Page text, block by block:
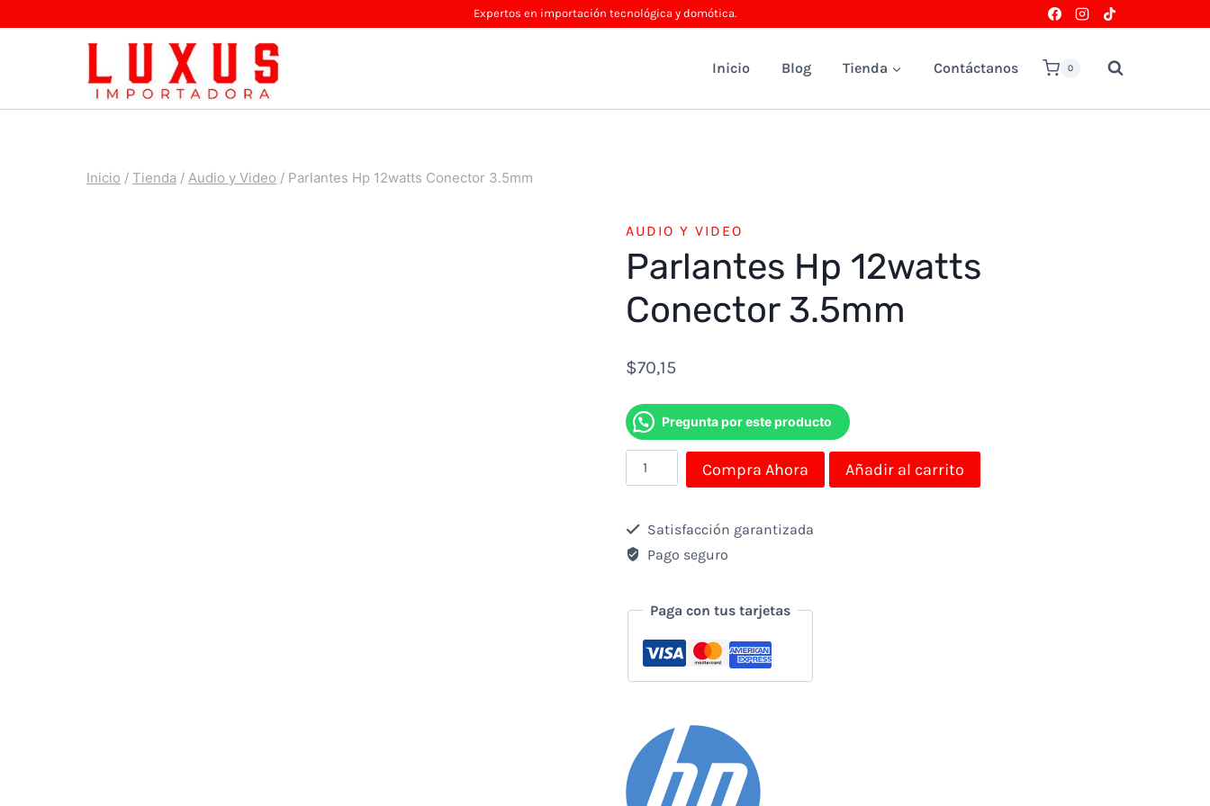
Expertos en importación tecnológica y domótica.
Inicio Blog Tienda Contáctanos 0
Inicio / Tienda / Audio y Video / Parlantes Hp 12watts Conector 3.5mm
AUDIO Y VIDEO
Parlantes Hp 12watts
Conector 3.5mm
$70,15
Pregunta por este producto
Parlantes
Hp
12watts
Conector
cantidad
Compra Ahora Añadir al carrito
Satisfacción garantizada
Pago seguro
Paga con tus tarjetas